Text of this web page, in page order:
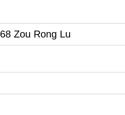
Zou Rong Lu